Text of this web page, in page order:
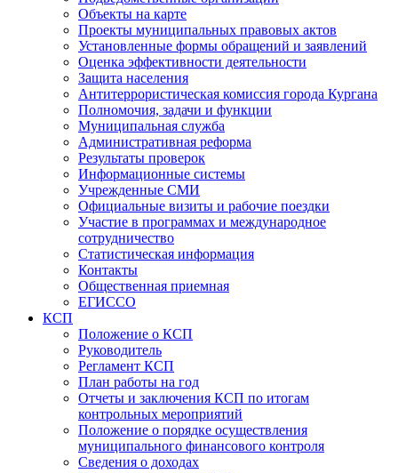
Объекты на карте
Проекты муниципальных правовых актов
Установленные формы обращений и заявлений
Оценка эффективности деятельности
Защита населения
Антитеррористическая комиссия города Кургана
Полномочия, задачи и функции
Муниципальная служба
Административная реформа
Результаты проверок
Информационные системы
Учрежденные СМИ
Официальные визиты и рабочие поездки
Участие в программах и международное
сотрудничество
Статистическая информация
Контакты
Общественная приемная
ЕГИССО
КСП
Положение о КСП
Руководитель
Регламент КСП
План работы на год
Отчеты и заключения КСП по итогам
контрольных мероприятий
Положение о порядке осуществления
муниципального финансового контроля
Сведения о доходах